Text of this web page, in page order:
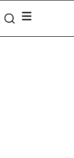
Meny